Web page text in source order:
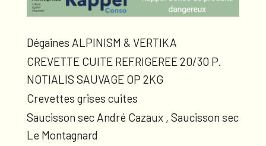
Dégaines ALPINISM & VERTIKA
CREVETTE CUITE REFRIGEREE 20/30 P.
NOTIALIS SAUVAGE OP 2KG
Crevettes grises cuites
Saucisson sec André Cazaux , Saucisson sec
Le Montagnard